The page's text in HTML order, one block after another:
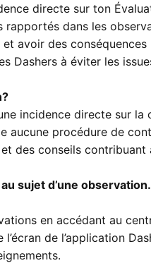
directe sur ton
dans les
avoir des
Dashers à éviter les
incidence directe sur
aucune procédure de
des conseils contribuant
sujet d’une
en accédant au
de l’application